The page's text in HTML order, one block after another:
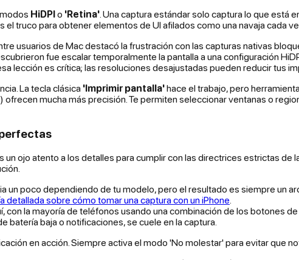
HiDPIo 'Retina' . Una captura estándar solo captura lo que está
el truco para obtener elementos de UI afilados como una navaja cada
usuarios de Mac destacó la frustración con las capturas nativas
fue escalar temporalmente la pantalla a una configuración
lección es crítica; las resoluciones desajustadas pueden reducir tus
La tecla clásica 'Imprimir pantalla'hace el trabajo, pero
mucha más precisión. Te permiten seleccionar ventanas o
ojo atento a los detalles para cumplir con las directrices estrictas
un poco dependiendo de tu modelo, pero el resultado es siempre un
detallada sobre cómo tomar una captura con un iPhone
con la mayoría de teléfonos usando una combinación de los botones
baja o notificaciones, se cuele en la captura.
en acción. Siempre activa el modo 'No molestar' para evitar que